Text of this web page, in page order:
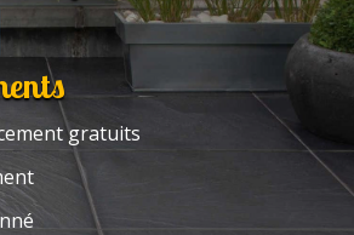
gratuits